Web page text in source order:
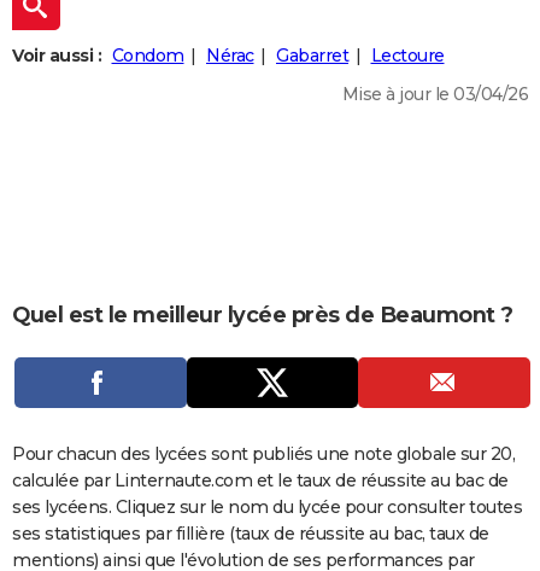
Guides de France
Escapades
Patrimoine
Expositions
Musées
Week-end nature
+
LIFESTYLE
CARTE DE VOEUX
Carte de Noël
Carte Bonne année
Carte Saint-Valentin
Carte Pâques
Carte d'anniversaire
DICTIONNAIRE
COPAINS D'AVANT
S'inscrire
Se connecter
Lycées
Collèges
Primaires
Universités
Entreprises
Service militaire
Avis de recherche
AVIS DE DÉCÈS
Voir aussi : Condom Nérac Gabarret
Lectoure
Mise à jour le 03/04/26
Quel est le meilleur lycée près de Beaumont ?
Pour chacun des lycées sont publiés une note globale sur 20,
calculée par Linternaute.com et le taux de réussite au bac de
ses lycéens. Cliquez sur le nom du lycée pour consulter toutes
ses statistiques par fillière (taux de réussite au bac, taux de
mentions) ainsi que l'évolution de ses performances par